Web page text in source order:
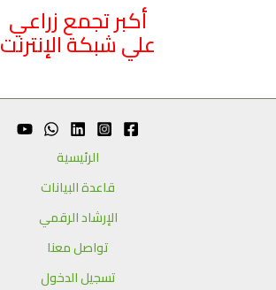
أكبر تجمع زراعي
علي شبكة الإنترنت
الرئيسية
قاعدة البيانات
الإرشاد الرقمي
تواصل معنا
تسجيل الدخول